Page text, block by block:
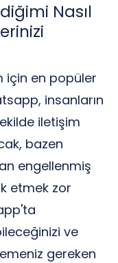
Nasıl
için en popüler
insanların
iletişim
bazen
engellenmiş
etmek zor
ve
gereken